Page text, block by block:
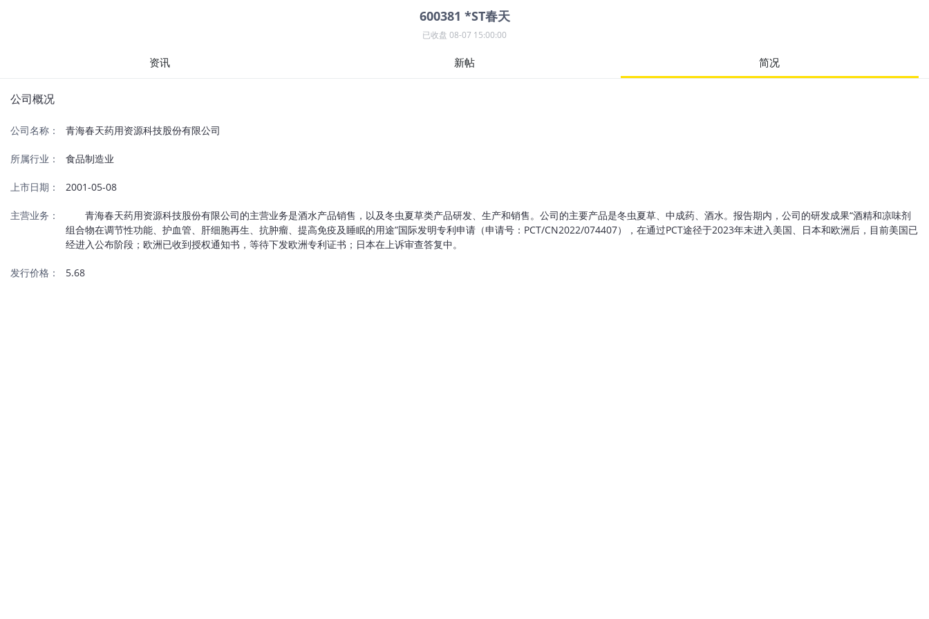
600381 *ST春天
已收盘 08-07 15:00:00
资讯 新帖 简况
公司概况
公司名称： 青海春天药用资源科技股份有限公司
所属行业： 食品制造业
上市日期： 2001-05-08
主营业务：
青海春天药用资源科技股份有限公司的主营业务是酒水产品销售，以及冬虫夏草类产品研发、生产和销售。公司的主要产品是冬虫夏草、中成药、酒水。报告期内，公司的研发成果“酒精和凉味剂
组合物在调节性功能、护血管、肝细胞再生、抗肿瘤、提高免疫及睡眠的用途”国际发明专利申请（申请号：PCT/CN2022/074407），在通过PCT途径于2023年末进入美国、日本和欧洲后，目前美国已
经进入公布阶段；欧洲已收到授权通知书，等待下发欧洲专利证书；日本在上诉审查答复中。
发行价格： 5.68